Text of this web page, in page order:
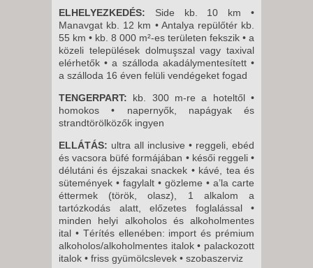
PÉNTEK -
15 NAP / 14 ÉJSZAKA
2026. SZEPTEMBER 11.,
PÉNTEK -
ELHELYEZKEDÉS: Side kb. 10 km •
Manavgat kb. 12 km • Antalya repülőtér kb.
55 km • kb. 8 000 m²-es területen fekszik • a
közeli települések dolmuşszal vagy taxival
elérhetők • a szálloda akadálymentesített •
a szálloda 16 éven felüli vendégeket fogad
TENGERPART: kb. 300 m-re a hoteltől •
homokos • napernyők, napágyak és
strandtörölközők ingyen
ELLÁTÁS: ultra all inclusive • reggeli, ebéd
és vacsora büfé formájában • késői reggeli •
délutáni és éjszakai snackek • kávé, tea és
sütemények • fagylalt • gözleme • a’la carte
éttermek (török, olasz), 1 alkalom a
tartózkodás alatt, előzetes foglalással •
minden helyi alkoholos és alkoholmentes
ital • Térítés ellenében: import és prémium
alkoholos/alkoholmentes italok • palackozott
italok • friss gyümölcslevek • szobaszerviz